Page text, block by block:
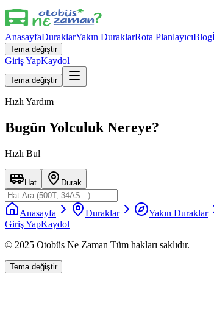
AnasayfaDuraklarYakın DuraklarRota PlanlayıcıBlog
Tema değiştir
Giriş YapKaydol
Tema değiştir
Hızlı Yardım
Bugün Yolculuk Nereye?
Hızlı Bul
Hat Durak
Anasayfa Duraklar Yakın Duraklar
Giriş YapKaydol
© 2025 Otobüs Ne Zaman Tüm hakları saklıdır.
Tema değiştir